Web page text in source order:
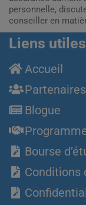
personnelle,
conseiller en
Liens utiles
Accueil
Partenaires
Blogue
Bourse
Conditions